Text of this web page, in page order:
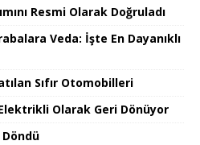
Resmi Olarak Doğruladı
Veda: İşte En Dayanıklı
Sıfır Otomobilleri
Olarak Geri Dönüyor